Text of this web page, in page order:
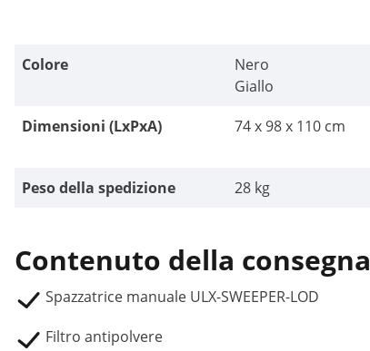
Colore
Nero
Giallo
Dimensioni (LxPxA) 74 x 98 x 110 cm
Peso della spedizione 28 kg
Contenuto della consegna
Spazzatrice manuale ULX-SWEEPER-LOD
Filtro antipolvere